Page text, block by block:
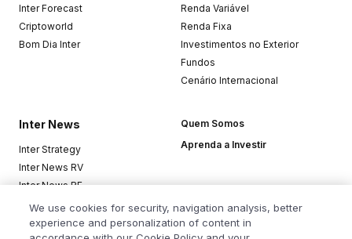
Inter Forecast
Criptoworld
Bom Dia Inter
Renda Variável
Renda Fixa
Investimentos no Exterior
Fundos
Cenário Internacional
Inter News
Inter Strategy
Inter News RV
Inter News RF
Top Funds
Quem Somos
Aprenda a Investir
We use cookies for security, navigation analysis, better
experience and personalization of content in